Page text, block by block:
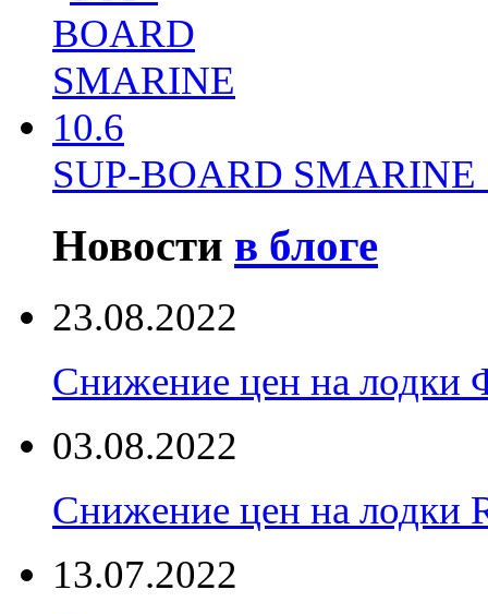
SUP-BOARD
Новости в блоге
23.08.2022
Снижение цен на
03.08.2022
Снижение цен на лодки
13.07.2022